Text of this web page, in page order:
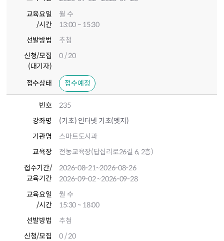
교육요일
/시간
월 수
13:00 ~ 15:30
선발방법
추첨
신청/모집
(대기자)
0 / 20
접수상태 접수예정
번호
235
강좌명
(기초) 인터넷 기초(엣지)
기관명
스마트도시과
교육장
전농교육장(답십리로26길 6, 2층)
접수기간/
교육기간
2026-08-21~2026-08-26
2026-09-02~2026-09-28
교육요일
/시간
월 수
15:30 ~ 18:00
선발방법
추첨
신청/모집
0 / 20